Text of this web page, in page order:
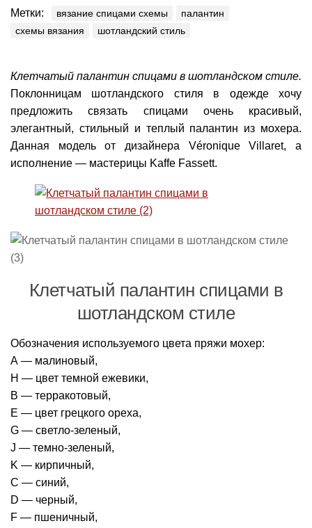
Метки: вязание спицами схемы
палантин
схемы вязания
шотландский стиль
Клетчатый палантин спицами в шотландском стиле.
Поклонницам шотландского стиля в одежде хочу
предложить связать спицами очень красивый,
элегантный, стильный и теплый палантин из мохера.
Данная модель от дизайнера Véronique Villaret, а
исполнение — мастерицы Kaffe Fassett.
Клетчатый палантин спицами в
шотландском стиле
Обозначения используемого цвета пряжи мохер:
А — малиновый,
H — цвет темной ежевики,
В — терракотовый,
E — цвет грецкого ореха,
G — светло-зеленый,
J — темно-зеленый,
K — кирпичный,
C — синий,
D — черный,
F — пшеничный,